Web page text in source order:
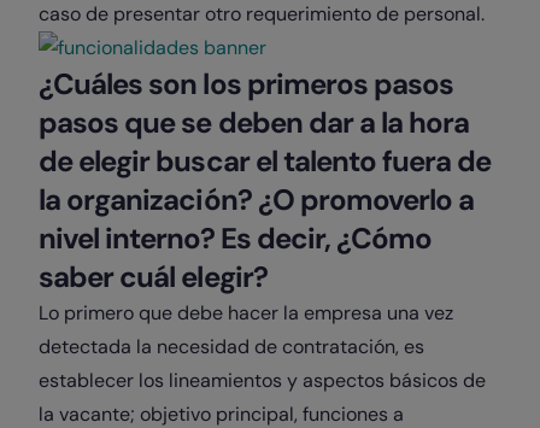
caso de presentar otro requerimiento de personal.
¿Cuáles son los primeros pasos
pasos que se deben dar a la hora
de elegir buscar el talento fuera de
la organización? ¿O promoverlo a
nivel interno? Es decir, ¿Cómo
saber cuál elegir?
Lo primero que debe hacer la empresa una vez
detectada la necesidad de contratación, es
establecer los lineamientos y aspectos básicos de
la vacante; objetivo principal, funciones a